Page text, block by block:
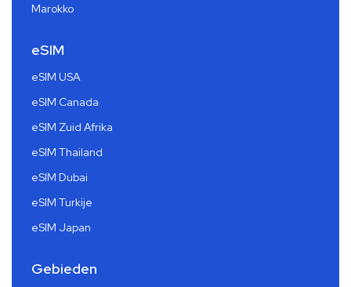
Marokko
eSIM
eSIM USA
eSIM Canada
eSIM Zuid Afrika
eSIM Thailand
eSIM Dubai
eSIM Turkije
eSIM Japan
Gebieden